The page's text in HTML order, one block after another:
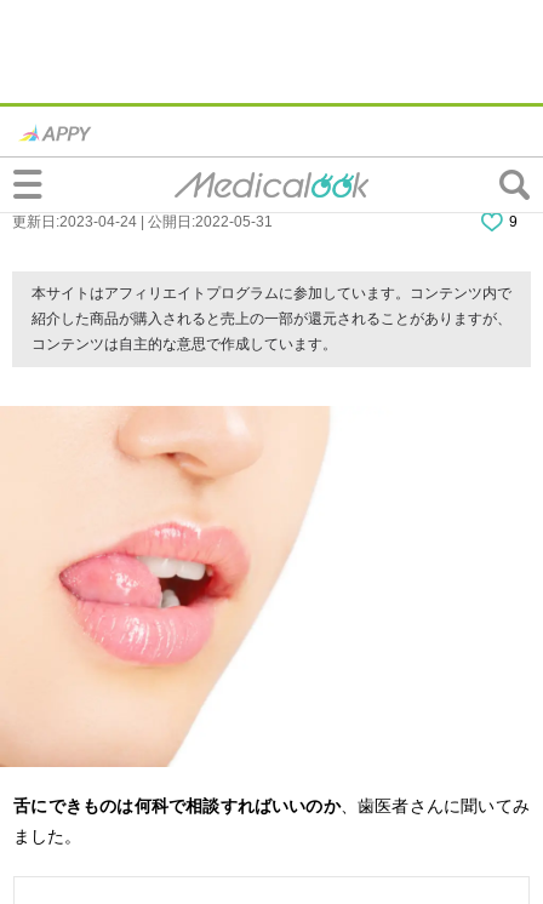
「舌のできもの」は何科の病院に行くべ
き？痛みがないときは要注意！
更新日:2023-04-24 | 公開日:2022-05-31 9
本サイトはアフィリエイトプログラムに参加しています。コンテンツ内で
紹介した商品が購入されると売上の一部が還元されることがありますが、
コンテンツは自主的な意思で作成しています。
舌にできものは何科で相談すればいいのか、歯医者さんに聞いてみ
ました。